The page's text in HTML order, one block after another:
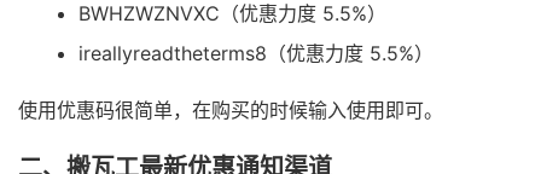
BWHZWZNVXC（优惠力度 5.5%）
ireallyreadtheterms8（优惠力度 5.5%）
使用优惠码很简单，在购买的时候输入使用即可。
二、搬瓦工最新优惠通知渠道